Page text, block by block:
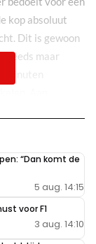
kop absoluut
Dit is gewoon
maar
5 artikelen
heeft het
“Dan komt de
5 aug. 14:15
voor F1
3 aug. 14:10